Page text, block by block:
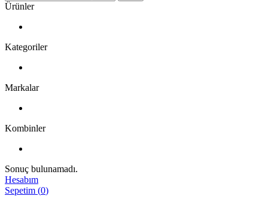
Ürünler
Kategoriler
Markalar
Kombinler
Sonuç bulunamadı.
Hesabım
Sepetim (0)